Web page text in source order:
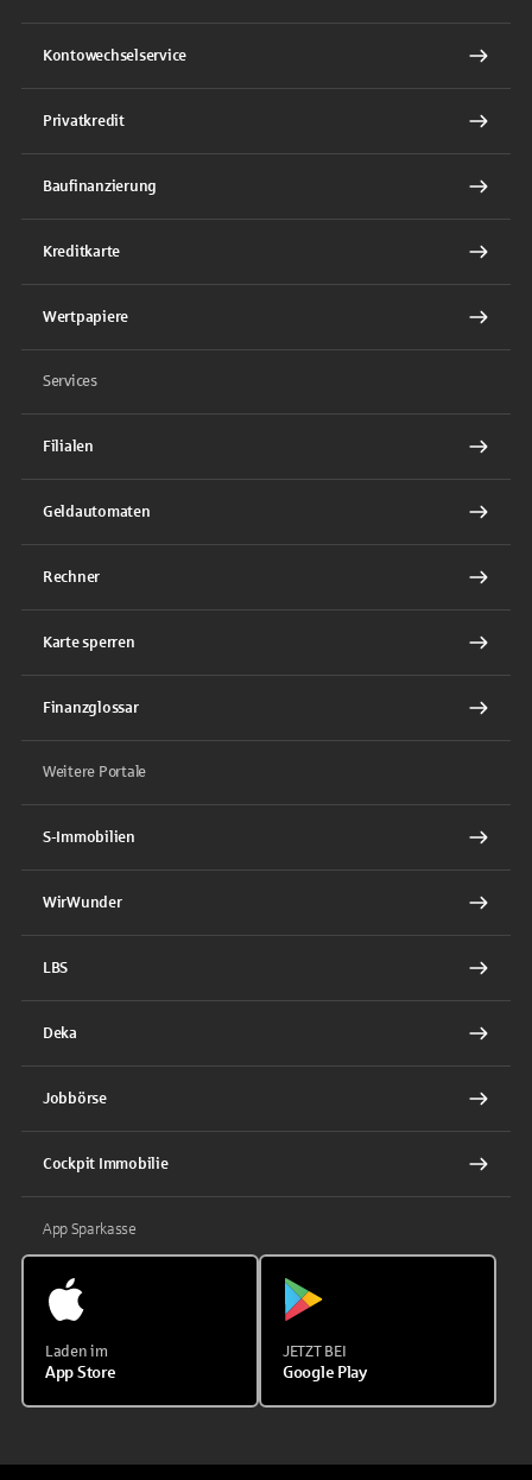
Kontowechselservice
Privatkredit
Baufinanzierung
Kreditkarte
Wertpapiere
Services
Filialen
Geldautomaten
Rechner
Karte sperren
Finanzglossar
Weitere Portale
S-Immobilien
WirWunder
LBS
Deka
Jobbörse
Cockpit Immobilie
App Sparkasse
Laden im
App Store
JETZT BEI
Google Play